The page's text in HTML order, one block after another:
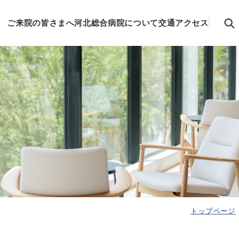
ご来院の皆さまへ河北総合病院について交通アクセス
トップページ